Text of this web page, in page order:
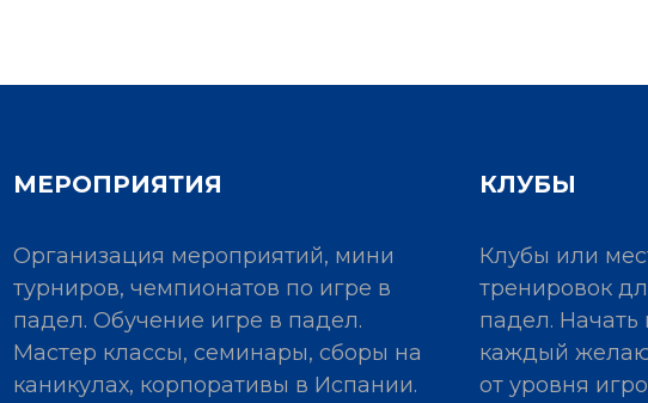
МЕРОПРИЯТИЯ
Организация мероприятий, мини
турниров, чемпионатов по игре в
падел. Обучение игре в падел.
Мастер классы, семинары, сборы на
каникулах, корпоративы в Испании.
КЛУБЫ
Клубы или
тренировок
падел.
каждый
от уровня